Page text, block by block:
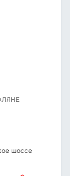
шоссе